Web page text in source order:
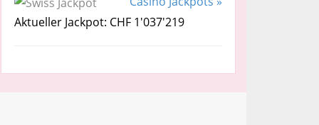
Aktueller Jackpot: CHF 1'037'219